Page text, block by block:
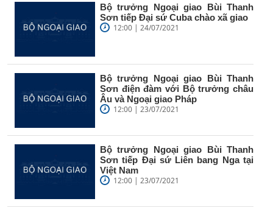
Bộ trưởng Ngoại giao Bùi Thanh
Sơn tiếp Đại sứ Cuba chào xã giao
12:00 | 24/07/2021
Bộ trưởng Ngoại giao Bùi Thanh
Sơn điện đàm với Bộ trưởng châu
Âu và Ngoại giao Pháp
12:00 | 23/07/2021
Bộ trưởng Ngoại giao Bùi Thanh
Sơn tiếp Đại sứ Liên bang Nga tại
Việt Nam
12:00 | 23/07/2021